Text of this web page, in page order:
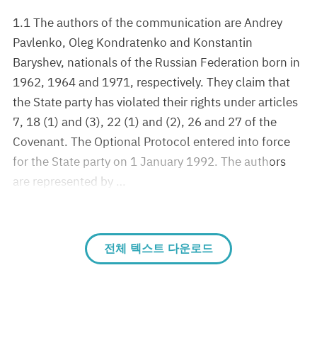
1.1 The authors of the communication are Andrey
Pavlenko, Oleg Kondratenko and Konstantin
Baryshev, nationals of the Russian Federation born in
1962, 1964 and 1971, respectively. They claim that
the State party has violated their rights under articles
7, 18 (1) and (3), 22 (1) and (2), 26 and 27 of the
Covenant. The Optional Protocol entered into force
for the State party on 1 January 1992. The authors
are represented by …
전체 텍스트 다운로드